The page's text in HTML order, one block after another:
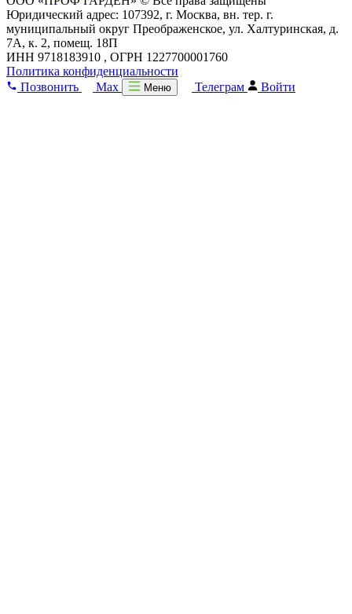
Юридический адрес: 107392, г. Москва, вн. тер. г.
муниципальный округ Преображенское, ул. Халтуринская, д.
7А, к. 2, помещ. 18П
ИНН 9718183910 , ОГРН 1227700001760
Политика конфиденциальности
Позвонить
Max Меню Телеграм Войти